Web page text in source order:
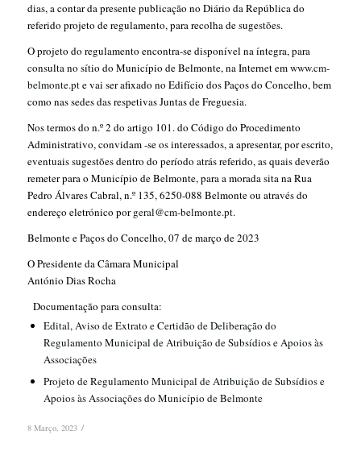
dias, a contar da presente publicação no Diário da República do
referido projeto de regulamento, para recolha de sugestões.
O projeto do regulamento encontra-se disponível na íntegra, para
consulta no sítio do Município de Belmonte, na Internet emwww.cm-
belmonte.pte vai ser afixado no Edifício dos Paços do Concelho, bem
como nas sedes das respetivas Juntas de Freguesia.
Nos termos do n.º 2 do artigo 101. do Código do Procedimento
Administrativo, convidam -se os interessados, a apresentar, por escrito,
eventuais sugestões dentro do período atrás referido, as quais deverão
remeter para o Município de Belmonte, para a morada sita na Rua
Pedro Álvares Cabral, n.º 135, 6250-088 Belmonte ou através do
endereço eletrónico porgeral@cm-belmonte.pt.
­Belmonte e Paços do Concelho, 07 de março de 2023
O Presidente da Câmara Municipal
António Dias Rocha
Documentação para consulta:
Edital, Aviso de Extrato e Certidão de Deliberação do
Regulamento Municipal de Atribuição de Subsídios e Apoios às
Associações
Projeto de Regulamento Municipal de Atribuição de Subsídios e
Apoios às Associações do Município de Belmonte
8 Março, 2023 /